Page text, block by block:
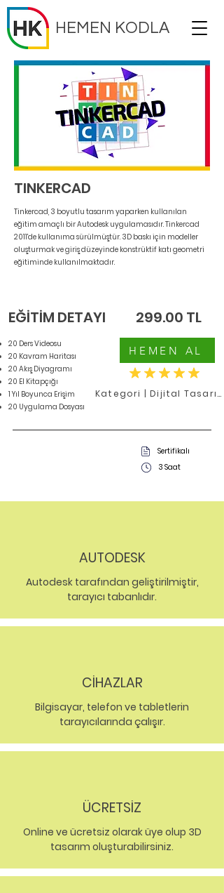
HEMEN KODLA
TINKERCAD
Tinkercad, 3 boyutlu tasarım yaparken kullanılan
eğitim amaçlı bir Autodesk uygulamasıdır. Tinkercad
2011'de kullanıma sürülmüştür. 3D baskı için modeller
oluşturmak ve giriş düzeyinde konstrüktif katı geometri
eğitiminde kullanılmaktadır.
EĞİTİM DETAYI 299.00 TL
HEMEN AL
Kategori | Dijital Tasarım
20 Ders Videosu
20 Kavram Haritası
20 Akış Diyagramı
20 El Kitapçığı
1 Yıl Boyunca Erişim
20 Uygulama Dosyası
Sertifikalı
3 Saat
AUTODESK
Autodesk tarafından geliştirilmiştir,
tarayıcı tabanlıdır.
CİHAZLAR
Bilgisayar, telefon ve tabletlerin
tarayıcılarında çalışır.
ÜCRETSİZ
Online ve ücretsiz olarak üye olup 3D
tasarım oluşturabilirsiniz.